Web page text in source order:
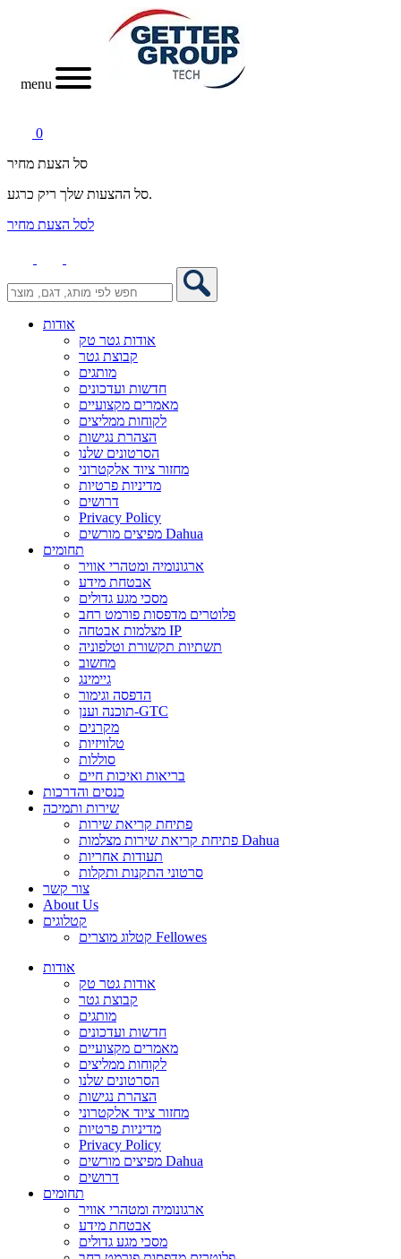
menu
0
סל הצעת מחיר
סל ההצעות שלך ריק כרגע.
לסל הצעת מחיר
אודות
אודות גטר טק
קבוצת גטר
מותגים
חדשות ועדכונים
מאמרים מקצועיים
לקוחות ממליצים
הצהרת נגישות
הסרטונים שלנו
מחזור ציוד אלקטרוני
מדיניות פרטיות
דרושים
Privacy Policy
מפיצים מורשים Dahua
תחומים
ארגונומיה ומטהרי אוויר
אבטחת מידע
מסכי מגע גדולים
פלוטרים מדפסות פורמט רחב
מצלמות אבטחה IP
תשתיות תקשורת וטלפוניה
מחשוב
גיימינג
הדפסה וגימור
תוכנה וענן-GTC
מקרנים
טלוויזיות
סוללות
בריאות ואיכות חיים
כנסים והדרכות
שירות ותמיכה
פתיחת קריאת שירות
פתיחת קריאת שירות מצלמות Dahua
תעודות אחריות
סרטוני התקנות ותקלות
צור קשר
About Us
קטלוגים
קטלוג מוצרים Fellowes
אודות
אודות גטר טק
קבוצת גטר
מותגים
חדשות ועדכונים
מאמרים מקצועיים
לקוחות ממליצים
הסרטונים שלנו
הצהרת נגישות
מחזור ציוד אלקטרוני
מדיניות פרטיות
Privacy Policy
מפיצים מורשים Dahua
דרושים
תחומים
ארגונומיה ומטהרי אוויר
אבטחת מידע
מסכי מגע גדולים